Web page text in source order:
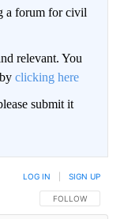
a forum for civil
relevant. You
clicking here
submit it
FOLLOW THIS
FOLLOW
LOG IN SIGN UP